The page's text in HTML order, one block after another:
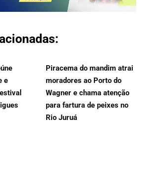
e
Piracema do mandim atrai
moradores ao Porto do
Wagner e chama atenção
para fartura de peixes no
Rio Juruá